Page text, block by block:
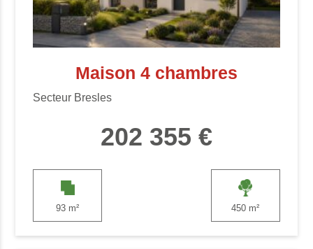
Maison 4 chambres
Secteur Bresles
202 355 €
93 m² 450 m²